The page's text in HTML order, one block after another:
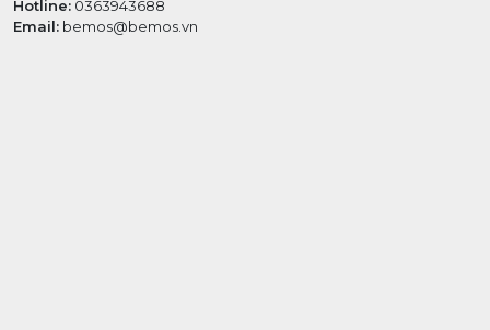
Hotline: 0363943688
Email: bemos@bemos.vn